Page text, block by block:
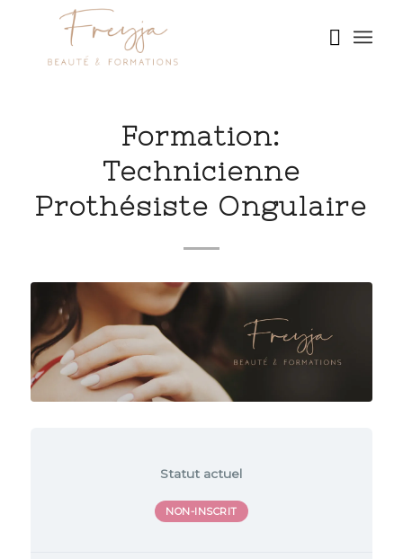
Formation:
Technicienne
Prothésiste Ongulaire
Statut actuel
NON-INSCRIT